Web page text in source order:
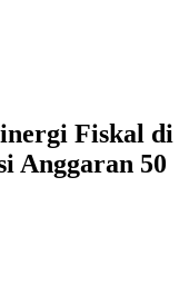
Fiskal di
Anggaran 50